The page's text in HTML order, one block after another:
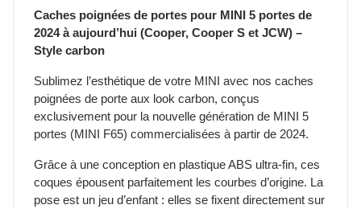
CarbonCaches poignées de portes pour MINI 5 portes de
2024 à aujourd’hui (Cooper, Cooper S et JCW) –
Style carbon
Sublimez l’esthétique de votre MINI avec nos caches
poignées de porte aux look carbon, conçus
exclusivement pour la nouvelle génération de MINI 5
portes (MINI F65) commercialisées à partir de 2024.
Grâce à une conception en plastique ABS ultra-fin, ces
coques épousent parfaitement les courbes d’origine. La
pose est un jeu d’enfant : elles se fixent directement sur